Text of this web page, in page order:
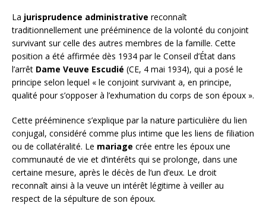
La jurisprudence administrative reconnaît
traditionnellement une prééminence de la volonté du conjoint
survivant sur celle des autres membres de la famille. Cette
position a été affirmée dès 1934 par le Conseil d’État dans
l’arrêt Dame Veuve Escudié (CE, 4 mai 1934), qui a posé le
principe selon lequel « le conjoint survivant a, en principe,
qualité pour s’opposer à l’exhumation du corps de son époux ».
Cette prééminence s’explique par la nature particulière du lien
conjugal, considéré comme plus intime que les liens de filiation
ou de collatéralité. Le mariage crée entre les époux une
communauté de vie et d’intérêts qui se prolonge, dans une
certaine mesure, après le décès de l’un d’eux. Le droit
reconnaît ainsi à la veuve un intérêt légitime à veiller au
respect de la sépulture de son époux.